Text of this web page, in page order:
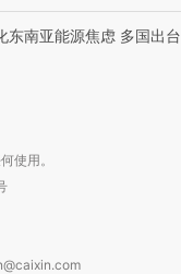
东南亚能源焦虑 多国出台
使用。